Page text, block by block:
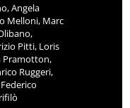
Angela
Melloni, Marc
Pitti, Loris
Pramotton,
Ruggeri,